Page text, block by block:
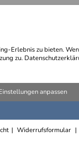
Erlebnis zu bieten.
zu.
anpassen
Widerrufsformular
@
in
Türgriff